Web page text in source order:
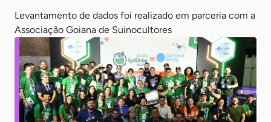
Levantamento de dados foi realizado em parceria com a
Associação Goiana de Suinocultores